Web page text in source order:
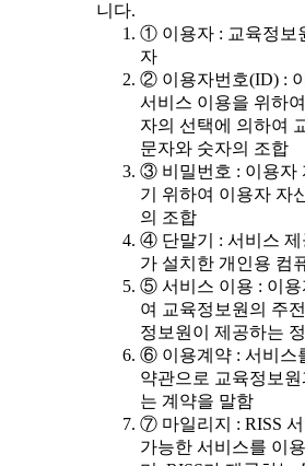
니다.
① 이용자 : 교육정보
자
② 이용자번호(ID) :
서비스 이용을 위하
자의 선택에 의하여
문자와 숫자의 조합
③ 비밀번호 : 이용자
기 위하여 이용자 자
의 조합
④ 단말기 : 서비스 제
가 설치한 개인용 컴
⑤ 서비스 이용 : 이
여 교육정보원의 주
정보원이 제공하는
⑥ 이용계약 : 서비스
약관으로 교육정보
는 계약을 말함
⑦ 마일리지 : RISS
가능한 서비스를 이